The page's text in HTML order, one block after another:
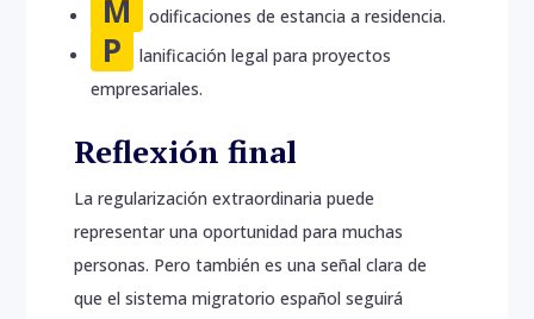
M odificaciones de estancia a residencia.
P
lanificación legal para proyectos
empresariales.
Reflexión final
La regularización extraordinaria puede
representar una oportunidad para muchas
personas. Pero también es una señal clara de
que el sistema migratorio español seguirá